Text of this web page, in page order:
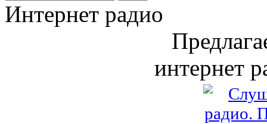
Интернет радио
интернет